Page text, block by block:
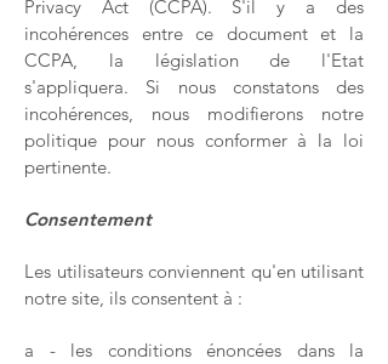
Privacy Act (CCPA). S'il y a des
incohérences entre ce document et la
CCPA, la législation de l'Etat
s'appliquera. Si nous constatons des
incohérences, nous modifierons notre
politique pour nous conformer à la loi
pertinente.
Consentement
Les utilisateurs conviennent qu'en utilisant
notre site, ils consentent à :
a - les conditions énoncées dans la